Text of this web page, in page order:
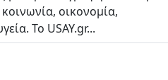
οικονομία,
Το USAY.gr...